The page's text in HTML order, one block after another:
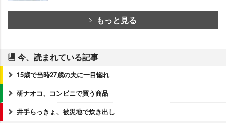
もっと見る
今、読まれている記事
15歳で当時27歳の夫に一目惚れ
研ナオコ、コンビニで買う商品
井手らっきょ、被災地で炊き出し